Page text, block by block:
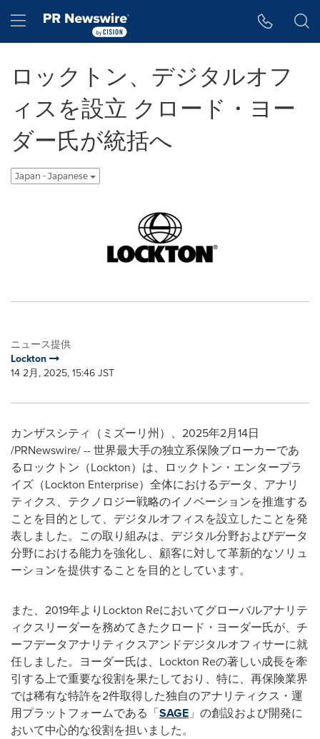
Hamburger menu
ロックトン、デジタルオフ
ィスを設立 クロード・ヨー
ダー氏が統括へ
Japan - Japanese
ニュース提供
Lockton
14 2月, 2025, 15:46 JST
カンザスシティ（ミズーリ州）、2025年2月14日
/PRNewswire/ -- 世界最大手の独立系保険ブローカーであ
るロックトン（Lockton）は、ロックトン・エンタープラ
イズ（Lockton Enterprise）全体におけるデータ、アナリ
ティクス、テクノロジー戦略のイノベーションを推進する
ことを目的として、デジタルオフィスを設立したことを発
表しました。この取り組みは、デジタル分野およびデータ
分野における能力を強化し、顧客に対して革新的なソリュ
ーションを提供することを目的としています。
また、2019年よりLockton Reにおいてグローバルアナリテ
ィクスリーダーを務めてきたクロード・ヨーダー氏が、チ
ーフデータアナリティクスアンドデジタルオフィサーに就
任しました。ヨーダー氏は、Lockton Reの著しい成長を牽
引する上で重要な役割を果たしており、特に、再保険業界
では稀有な特許を2件取得した独自のアナリティクス・運
用プラットフォームである「SAGE 」の創設および開発に
おいて中心的な役割を担いました。